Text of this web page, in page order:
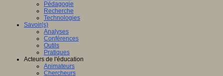
Pédagogie
Recherche
Technologies
Savoir(s)
Analyses
Conférences
Outils
Pratiques
Acteurs de l'éducation
Animateurs
Chercheurs